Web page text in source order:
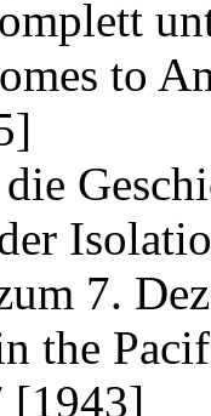
to
7.
the
[1943]